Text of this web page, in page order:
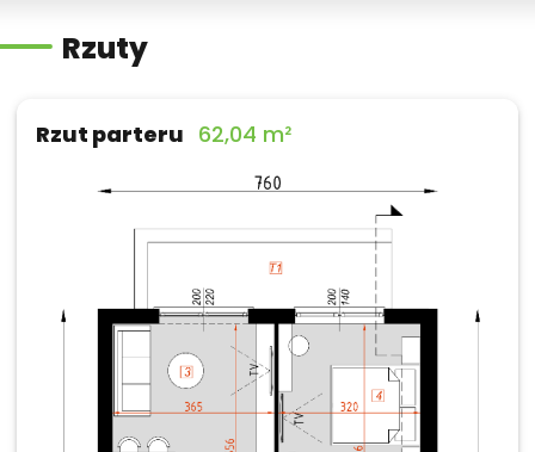
Rzuty
Rzut parteru 62,04 m²